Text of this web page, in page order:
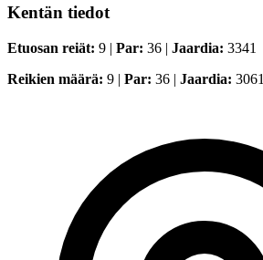
Kentän tiedot
Etuosan reiät: 9 | Par: 36 | Jaardia: 3341
Reikien määrä: 9 | Par: 36 | Jaardia: 3061